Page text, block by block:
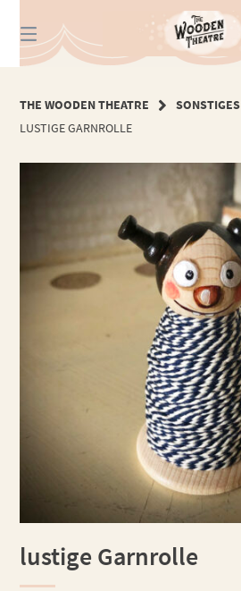
zum
Inhalt
THE WOODEN THEATRE
SONSTIGES
LUSTIGE GARNROLLE
lustige Garnrolle